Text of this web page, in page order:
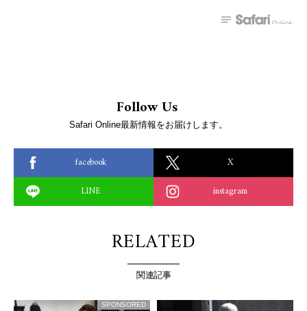
Follow Us
Safari Online最新情報をお届けします。
facebook
X
LINE
instagram
RELATED
関連記事
SPONSORED